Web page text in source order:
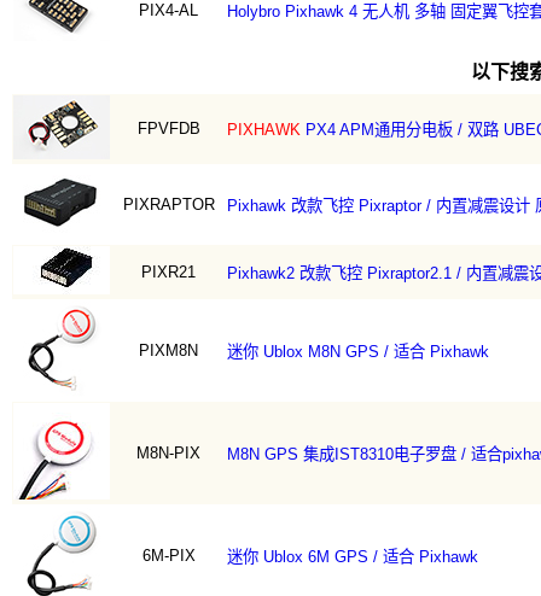
PIX4-AL Holybro Pixhawk 4 无人机 多轴 固定翼飞控
以下搜
FPVFDB PIXHAWK PX4 APM通用分电板 / 双路
PIXRAPTOR Pixhawk 改款飞控 Pixraptor / 内置减震设计
PIXR21 Pixhawk2 改款飞控 Pixraptor2.1 / 内置减震
PIXM8N 迷你 Ublox M8N GPS / 适合 Pixhawk
M8N-PIX M8N GPS 集成IST8310电子罗盘 / 适合
6M-PIX 迷你 Ublox 6M GPS / 适合 Pixhawk